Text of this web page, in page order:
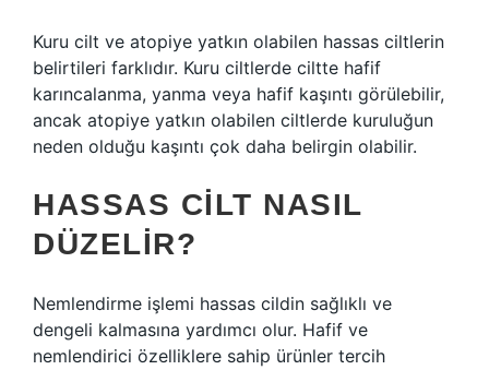
Kuru cilt ve atopiye yatkın olabilen hassas ciltlerin
belirtileri farklıdır. Kuru ciltlerde ciltte hafif
karıncalanma, yanma veya hafif kaşıntı görülebilir,
ancak atopiye yatkın olabilen ciltlerde kuruluğun
neden olduğu kaşıntı çok daha belirgin olabilir.
HASSAS CILT NASIL
DÜZELIR?
Nemlendirme işlemi hassas cildin sağlıklı ve
dengeli kalmasına yardımcı olur. Hafif ve
nemlendirici özelliklere sahip ürünler tercih